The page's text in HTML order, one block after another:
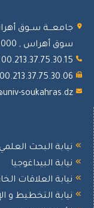
ســوق أهراس
أهراس , 41000 - الجزائر
info@univ-
البحث العلمي وما
البيداغوجيا
العلاقات الخارجية
التخطيط و